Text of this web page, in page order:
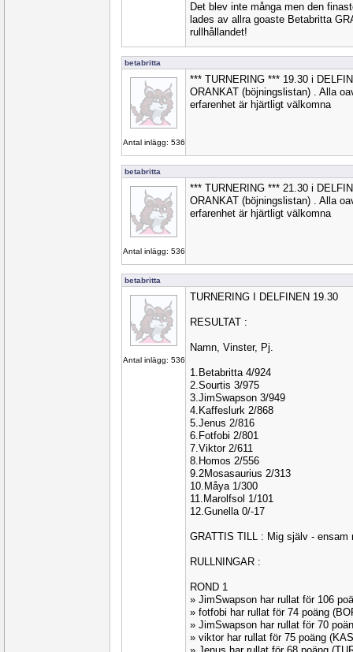
Det blev inte många men den
lades av allra goaste Betabritta
rullhållandet!
betabritta
Antal inlägg: 536
*** TURNERING *** 19.30 i
ORANKAT (böjningslistan) . Alla
erfarenhet är hjärtligt välkomna
betabritta
Antal inlägg: 536
*** TURNERING *** 21.30 i
ORANKAT (böjningslistan) . Alla
erfarenhet är hjärtligt välkomna
betabritta
Antal inlägg: 536
TURNERING I DELFINEN 19.30
RESULTAT :
Namn, Vinster, Pj.
1.Betabritta 4/924
2.Sourtis 3/975
3.JimSwapson 3/949
4.Kaffeslurk 2/868
5.Jenus 2/816
6.Fotfobi 2/801
7.Viktor 2/611
8.Homos 2/556
9.2Mosasaurius 2/313
10.Måya 1/300
11.Marolfsol 1/101
12.Gunella 0/-17
GRATTIS TILL : Mig själv - ensam
RULLNINGAR :
ROND 1
» JimSwapson har rullat för 106
» fotfobi har rullat för 74 poäng
» JimSwapson har rullat för 70
» viktor har rullat för 75 poäng